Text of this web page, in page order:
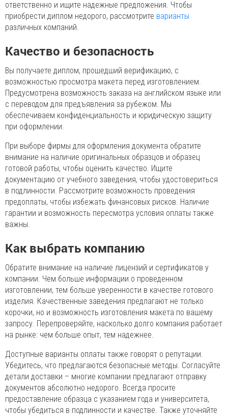
ответственно и ищите надежные предложения. Чтобы
приобрести диплом недорого, рассмотрите варианты
различных компаний.
Качество и безопасность
Вы получаете диплом, прошедший верификацию, с
возможностью просмотра макета перед изготовлением.
Предусмотрена возможность заказа на английском языке или
с переводом для предъявления за рубежом. Мы
обеспечиваем конфиденциальность и юридическую защиту
при оформлении.
При выборе фирмы для оформления документа обратите
внимание на наличие оригинальных образцов и образец
готовой работы, чтобы оценить качество. Ищите
документацию от учебного заведения, чтобы удостовериться
в подлинности. Рассмотрите возможность проведения
предоплаты, чтобы избежать финансовых рисков. Наличие
гарантии и возможность пересмотра условия оплаты также
важны.
Как выбрать компанию
Обратите внимание на наличие лицензий и сертификатов у
компании. Чем больше информации о проведенном
изготовлении, тем больше уверенности в качестве готового
изделия. Качественные заведения предлагают не только
корочки, но и возможность изготовления макета по вашему
запросу. Перепроверяйте, насколько долго компания работает
на рынке: чем больше опыт, тем надежнее.
Доступные варианты оплаты также говорят о репутации.
Убедитесь, что предлагаются безопасные методы. Согласуйте
детали доставки – многие компании предлагают отправку
документов абсолютно недорого. Всегда просите
предоставление образца с указанием года и университета,
чтобы убедиться в подлинности и качестве. Также уточняйте